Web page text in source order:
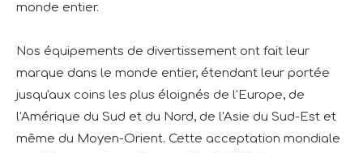
monde entier.
Nos équipements de divertissement ont fait leur
marque dans le monde entier, étendant leur portée
jusqu'aux coins les plus éloignés de l'Europe, de
l'Amérique du Sud et du Nord, de l'Asie du Sud-Est et
même du Moyen-Orient. Cette acceptation mondiale